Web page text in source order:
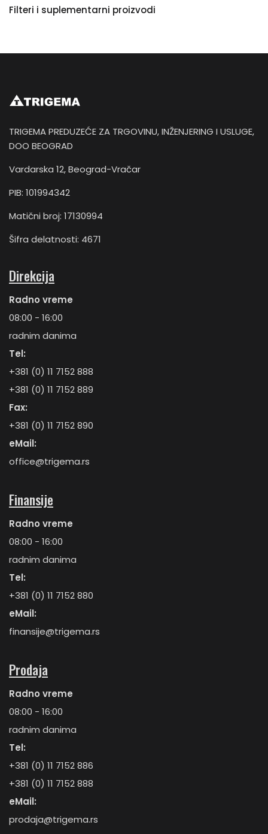
Filteri i suplementarni proizvodi
TRIGEMA PREDUZEĆE ZA TRGOVINU, INŽENJERING I USLUGE,
DOO BEOGRAD
Vardarska 12, Beograd-Vračar
PIB: 101994342
Matični broj: 17130994
Šifra delatnosti: 4671
Direkcija
Radno vreme
08:00 - 16:00
radnim danima
Tel:
+381 (0) 11 7152 888
+381 (0) 11 7152 889
Fax:
+381 (0) 11 7152 890
eMail:
office@trigema.rs
Finansije
Radno vreme
08:00 - 16:00
radnim danima
Tel:
+381 (0) 11 7152 880
eMail:
finansije@trigema.rs
Prodaja
Radno vreme
08:00 - 16:00
radnim danima
Tel:
+381 (0) 11 7152 886
+381 (0) 11 7152 888
eMail:
prodaja@trigema.rs